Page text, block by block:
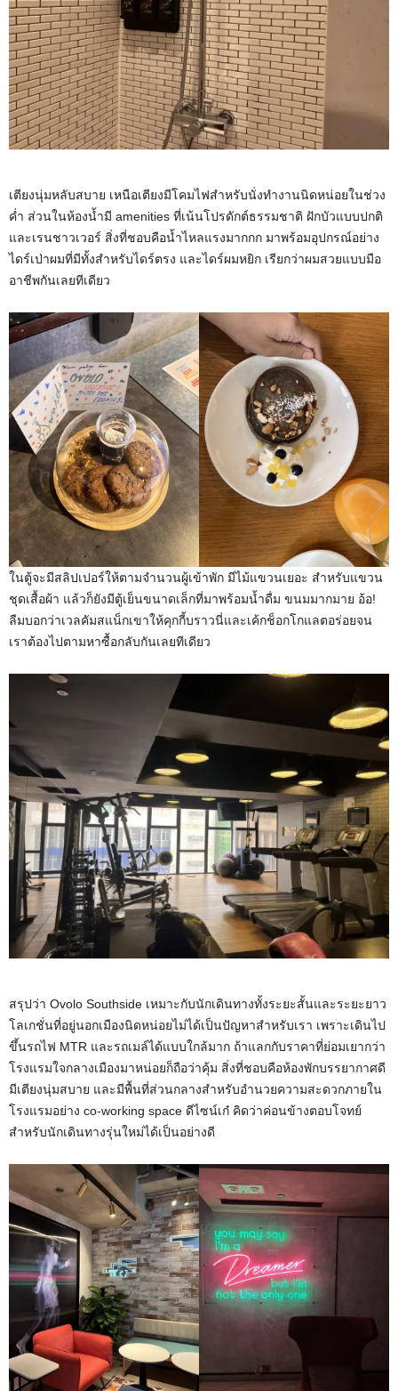
เตียงนุ่มหลับสบาย เหนือเตียงมีโคมไฟสำหรับนั่งทำงานนิดหน่อยในช่วง
ค่ำ ส่วนในห้องน้ำมี amenities ที่เน้นโปรดักต์ธรรมชาติ ฝักบัวแบบปกติ
และเรนชาวเวอร์ สิ่งที่ชอบคือน้ำไหลแรงมากกก มาพร้อมอุปกรณ์อย่าง
ไดร์เป่าผมที่มีทั้งสำหรับไดร์ตรง และไดร์ผมหยิก เรียกว่าผมสวยแบบมือ
อาชีพกันเลยทีเดียว
ในตู้จะมีสลิปเปอร์ให้ตามจำนวนผู้เข้าพัก มีไม้แขวนเยอะ สำหรับแขวน
ชุดเสื้อผ้า แล้วก็ยังมีตู้เย็นขนาดเล็กที่มาพร้อมน้ำดื่ม ขนมมากมาย อ้อ!
ลืมบอกว่าเวลคัมสแน็กเขาให้คุกกี้บราวนี่และเค้กช็อกโกแลตอร่อยจน
เราต้องไปตามหาซื้อกลับกันเลยทีเดียว
สรุปว่า Ovolo Southside เหมาะกับนักเดินทางทั้งระยะสั้นและระยะยาว
โลเกชั่นที่อยู่นอกเมืองนิดหน่อยไม่ได้เป็นปัญหาสำหรับเรา เพราะเดินไป
ขึ้นรถไฟ MTR และรถเมล์ได้แบบใกล้มาก ถ้าแลกกับราคาที่ย่อมเยากว่า
โรงแรมใจกลางเมืองมาหน่อยก็ถือว่าคุ้ม สิ่งที่ชอบคือห้องพักบรรยากาศดี
มีเตียงนุ่มสบาย และมีพื้นที่ส่วนกลางสำหรับอำนวยความสะดวกภายใน
โรงแรมอย่าง co-working space ดีไซน์เก๋ คิดว่าค่อนข้างตอบโจทย์
สำหรับนักเดินทางรุ่นใหม่ได้เป็นอย่างดี